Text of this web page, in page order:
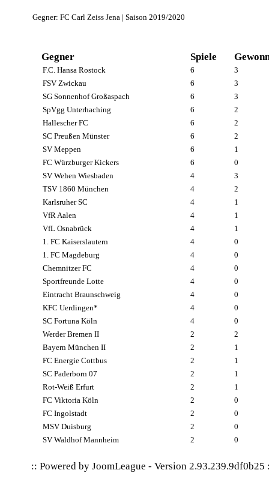
Gegner: FC Carl Zeiss Jena | Saison 2019/2020
Gegner Spiele
F.C. Hansa Rostock 6
3
FSV Zwickau
6
3
SG Sonnenhof Großaspach
6
3
SpVgg Unterhaching
6
2
Hallescher FC
6
2
SC Preußen Münster
6
2
SV Meppen
6
1
FC Würzburger Kickers
6
0
SV Wehen Wiesbaden
4
3
TSV 1860 München
4
2
Karlsruher SC
4
1
VfR Aalen
4
1
VfL Osnabrück
4
1
1. FC Kaiserslautern
4
0
1. FC Magdeburg
4
0
Chemnitzer FC
4
0
Sportfreunde Lotte
4
0
Eintracht Braunschweig
4
0
KFC Uerdingen*
4
0
SC Fortuna Köln
4
0
Werder Bremen II
2
2
Bayern München II
2
1
FC Energie Cottbus
2
1
SC Paderborn 07
2
1
Rot-Weiß Erfurt
2
1
FC Viktoria Köln
2
0
FC Ingolstadt
2
0
MSV Duisburg
2
0
SV Waldhof Mannheim
2 0
:: Powered by JoomLeague - Version 2.93.239.9df0b25